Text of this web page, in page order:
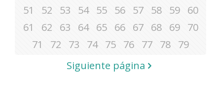
51
52 53 54 55 56 57 58 59
60
61
62 63 64 65 66 67 68 69
70
71
72 73 74 75 76 77 78 79
Siguiente página